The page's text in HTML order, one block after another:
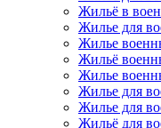
Жильё в
Жилье для
Жилье
Жильё
Жилье
Жилье для
Жилье для
Жильё для